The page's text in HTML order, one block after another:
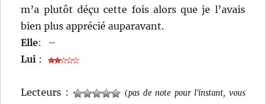
m’a plutôt déçu cette fois alors que je l’avais
bien plus apprécié auparavant.
Elle:
–
Lui :
Lecteurs : (pas de note pour l'instant, vous